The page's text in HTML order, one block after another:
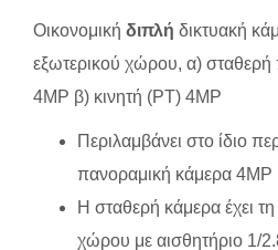
Οικονομική διπλή δικτυακή
εξωτερικού χώρου, α)
4MP β) κινητή (PT) 4MP
Περιλαμβάνει στο ίδιο
πανοραμική κάμερα 4MP
Η σταθερή κάμερα έχει τη
χώρου με αισθητήριο 1/